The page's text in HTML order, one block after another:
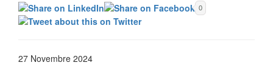
0
27 Novembre 2024